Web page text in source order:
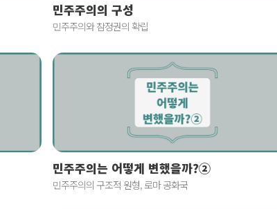
민주주의의 구성
민주주의와 참정권의 확립
민주주의는 어떻게 변했을까?②
민주주의의 구조적 원형, 로마 공화국